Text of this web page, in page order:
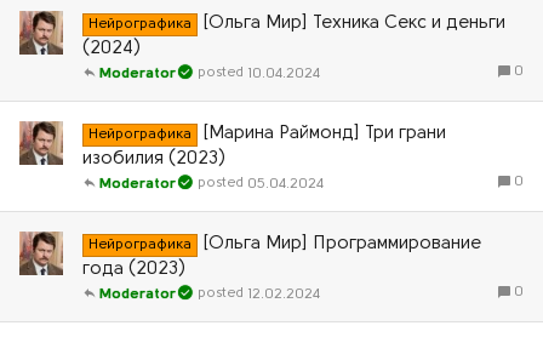
Нейрографика
[Ольга Мир] Техника Секс и деньги
(2024)
0
10.04.2024
Moderator
Нейрографика
[Марина Раймонд] Три грани
изобилия (2023)
0
05.04.2024
Moderator
Нейрографика
[Ольга Мир] Программирование
года (2023)
0
12.02.2024
Moderator